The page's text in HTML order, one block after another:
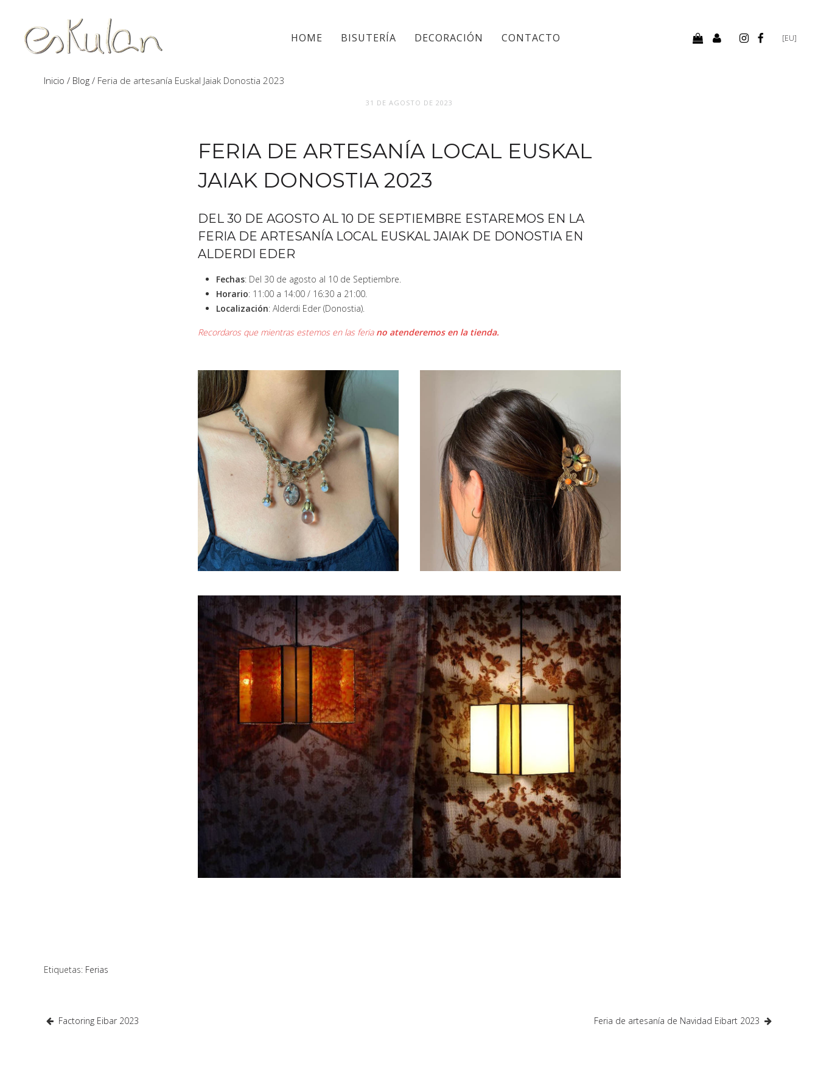
HOME BISUTERÍA DECORACIÓN CONTACTO [EU]
Inicio Blog Feria de artesanía Euskal Jaiak Donostia 2023
31 DE AGOSTO DE 2023
FERIA DE ARTESANÍA LOCAL EUSKAL
JAIAK DONOSTIA 2023
DEL 30 DE AGOSTO AL 10 DE SEPTIEMBRE ESTAREMOS EN LA
FERIA DE ARTESANÍA LOCAL EUSKAL JAIAK DE DONOSTIA EN
ALDERDI EDER
Fechas: Del 30 de agosto al 10 de Septiembre.
Horario: 11:00 a 14:00 / 16:30 a 21:00.
Localización: Alderdi Eder (Donostia).
Recordaros que mientras estemos en las feriano atenderemos en la tienda.
Etiquetas: Ferias
Factoring Eibar 2023 Feria de artesanía de Navidad Eibart 2023